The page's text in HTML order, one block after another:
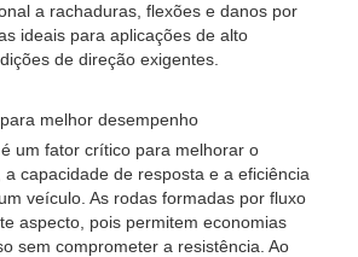
a rachaduras, flexões e danos por
ideais para aplicações de alto
de direção exigentes.
melhor desempenho
um fator crítico para melhorar o
capacidade de resposta e a eficiência
veículo. As rodas formadas por fluxo
aspecto, pois permitem economias
sem comprometer a resistência. Ao